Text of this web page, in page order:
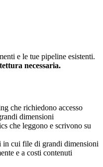
e le tue pipeline esistenti.
necessaria.
che richiedono accesso
dimensioni
che leggono e scrivono su
cui file di grandi dimensioni
e a costi contenuti